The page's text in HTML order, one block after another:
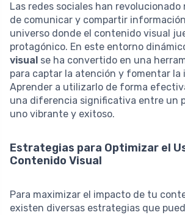
Las redes sociales han
de comunicar y compartir
universo donde el contenido visual
protagónico. En este entorno
visual se ha convertido en una
para captar la atención y fomentar la
Aprender a utilizarlo de forma
una diferencia significativa entre un
uno vibrante y exitoso.
Estrategias para Optimizar el
Contenido Visual
Para maximizar el impacto de tu
existen diversas estrategias que